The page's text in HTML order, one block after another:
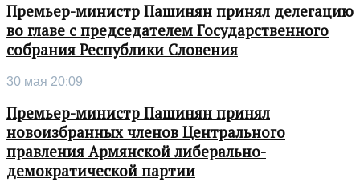
Премьер-министр Пашинян принял делегацию
во главе с председателем Государственного
собрания Республики Словения
30 мая 20:09
Премьер-министр Пашинян принял
новоизбранных членов Центрального
правления Армянской либерально-
демократической партии